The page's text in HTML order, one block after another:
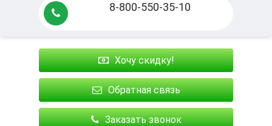
8-800-550-35-10
Хочу скидку!
Обратная связь
Заказать звонок